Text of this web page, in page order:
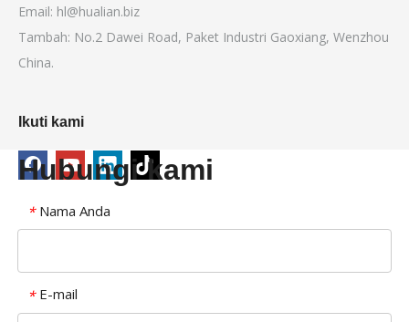
Email: hl@hualian.biz
Tambah: No.2 Dawei Road, Paket Industri Gaoxiang, Wenzhou
China.
Ikuti kami
Hubungi kami
* Nama Anda
* E-mail